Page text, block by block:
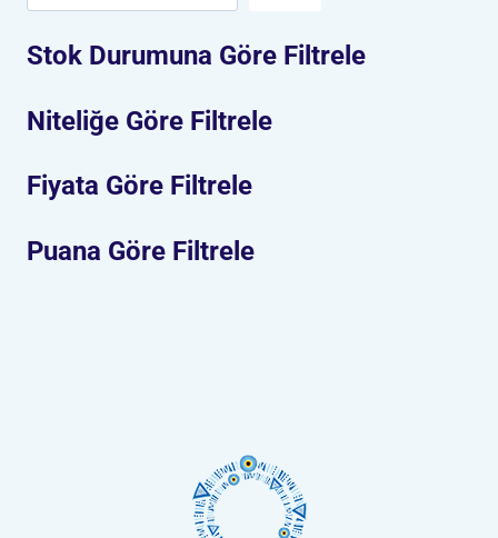
Stok Durumuna Göre Filtrele
Niteliğe Göre Filtrele
Fiyata Göre Filtrele
Puana Göre Filtrele